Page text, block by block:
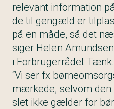
relevant information
de til gengæld er
på en måde, så det
siger Helen
i Forbrugerrådet Tænk.
“Vi ser fx
mærkede, selvom
slet ikke gælder for